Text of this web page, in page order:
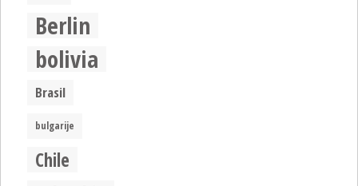
Berlin
bolivia
Brasil
bulgarije
Chile